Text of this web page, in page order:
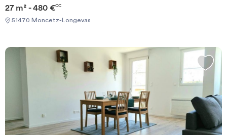
27 m² - 480 €CC
51470 Moncetz-Longevas